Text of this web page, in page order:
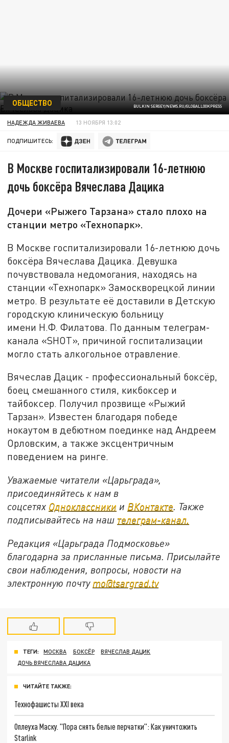
BULKIN SERGEY/NEWS.RU/GLOBALLOOKPRESS
ОБЩЕСТВО
НАДЕЖДА ЖИВАЕВА 13 НОЯБРЯ 13:02
ПОДПИШИТЕСЬ:
В Москве госпитализировали 16-летнюю
дочь боксёра Вячеслава Дацика
Дочери «Рыжего Тарзана» стало плохо на
станции метро «Технопарк».
В Москве госпитализировали 16-летнюю дочь
боксёра Вячеслава Дацика. Девушка
почувствовала недомогания, находясь на
станции «Технопарк» Замоскворецкой линии
метро. В результате её доставили в Детскую
городскую клиническую больницу
имени Н.Ф. Филатова. По данным телеграм-
канала «SHOT», причиной госпитализации
могло стать алкогольное отравление.
Вячеслав Дацик - профессиональный боксёр,
боец смешанного стиля, кикбоксер и
тайбоксер. Получил прозвище «Рыжий
Тарзан». Известен благодаря победе
нокаутом в дебютном поединке над Андреем
Орловским, а также эксцентричным
поведением на ринге.
Уважаемые читатели «Царьграда»,
присоединяйтесь к нам в
соцсетях Одноклассники и ВКонтакте. Также
подписывайтесь на наш телеграм-канал.
Редакция «Царьграда Подмосковье»
благодарна за присланные письма. Присылайте
свои наблюдения, вопросы, новости на
электронную почту mo@tsargrad.tv
ТЕГИ: МОСКВА БОКСЁР
ВЯЧЕСЛАВ ДАЦИК
ДОЧЬ ВЯЧЕСЛАВА ДАЦИКА
ЧИТАЙТЕ ТАКЖЕ:
Технофашисты XXI века
Оплеуха Маску. "Пора снять белые перчатки": Как уничтожить
Starlink